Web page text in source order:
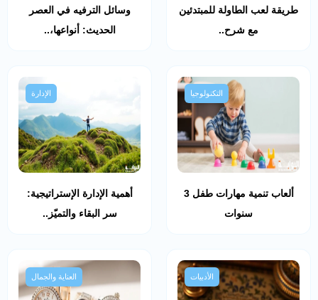
طريقة لعب الطاولة للمبتدئين
مع شرح..
وسائل الترفيه في العصر
الحديث: أنواعها،..
التكنولوجيا
ألعاب تنمية مهارات طفل 3
سنوات
الإدارة
أهمية الإدارة الإستراتيجية:
سر البقاء والتميّز..
الأدبيات العناية والجمال